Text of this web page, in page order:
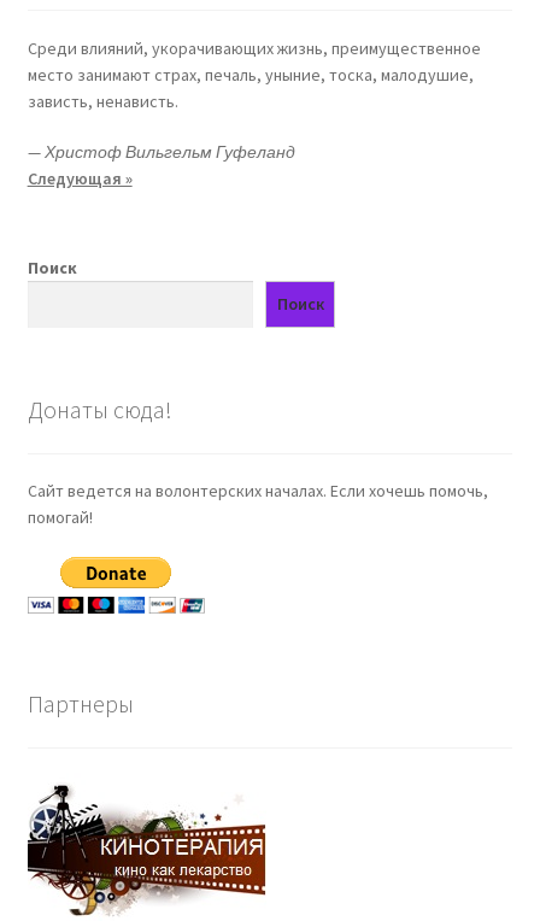
Среди влияний, укорачивающих жизнь, преимущественное
место занимают страх, печаль, уныние, тоска, малодушие,
зависть, ненависть.
—Христоф Вильгельм Гуфеланд
Следующая »
Поиск
Поиск
Донаты сюда!
Сайт ведется на волонтерских началах. Если хочешь помочь,
помогай!
Партнеры